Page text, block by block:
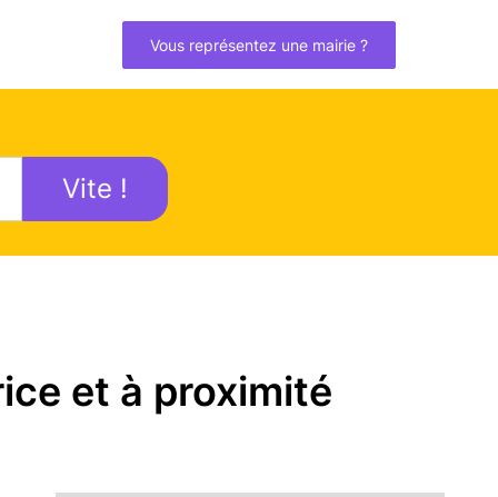
Vous représentez une mairie ?
Vite !
et à proximité